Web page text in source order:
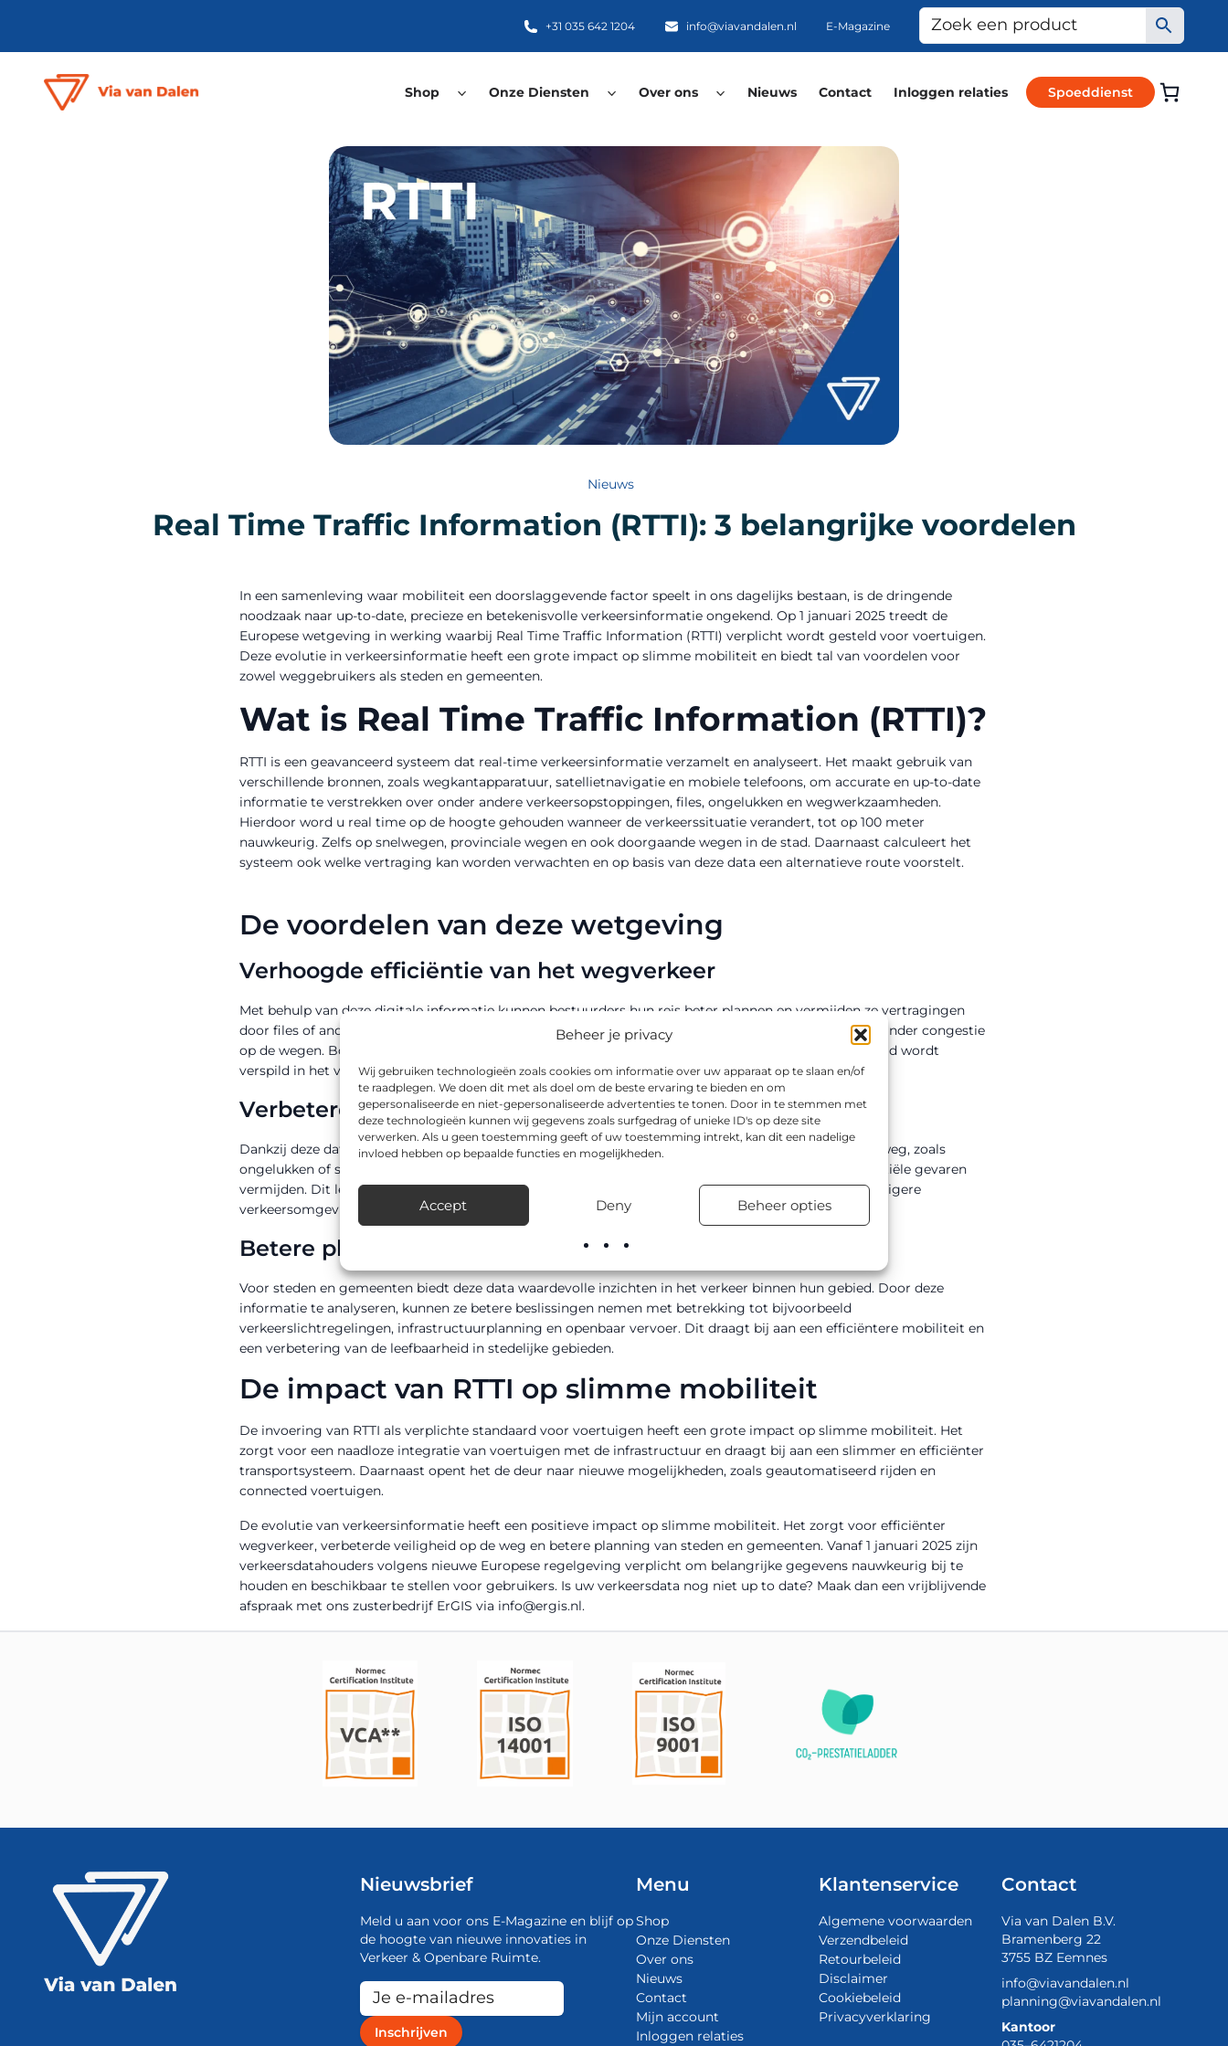
Beheer je privacy
Wij gebruiken technologieën zoals cookies om informatie over uw apparaat op te slaan en/of
te raadplegen. We doen dit met als doel om de beste ervaring te bieden en om
gepersonaliseerde en niet-gepersonaliseerde advertenties te tonen. Door in te stemmen met
deze technologieën kunnen wij gegevens zoals surfgedrag of unieke ID's op deze site
verwerken. Als u geen toestemming geeft of uw toestemming intrekt, kan dit een nadelige
invloed hebben op bepaalde functies en mogelijkheden.
Accept Deny Beheer opties
+31 035 642 1204 info@viavandalen.nl E-Magazine
Shop Onze Diensten Over ons Nieuws Contact Inloggen relaties Spoeddienst
Nieuws
Real Time Traffic Information (RTTI): 3 belangrijke voordelen
In een samenleving waar mobiliteit een doorslaggevende factor speelt in ons dagelijks bestaan, is de dringende
noodzaak naar up-to-date, precieze en betekenisvolle verkeersinformatie ongekend. Op 1 januari 2025 treedt de
Europese wetgeving in werking waarbij Real Time Traffic Information (RTTI) verplicht wordt gesteld voor voertuigen.
Deze evolutie in verkeersinformatie heeft een grote impact op slimme mobiliteit en biedt tal van voordelen voor
zowel weggebruikers als steden en gemeenten.
Wat is Real Time Traffic Information (RTTI)?
RTTI is een geavanceerd systeem dat real-time verkeersinformatie verzamelt en analyseert. Het maakt gebruik van
verschillende bronnen, zoals wegkantapparatuur, satellietnavigatie en mobiele telefoons, om accurate en up-to-date
informatie te verstrekken over onder andere verkeersopstoppingen, files, ongelukken en wegwerkzaamheden.
Hierdoor word u real time op de hoogte gehouden wanneer de verkeerssituatie verandert, tot op 100 meter
nauwkeurig. Zelfs op snelwegen, provinciale wegen en ook doorgaande wegen in de stad. Daarnaast calculeert het
systeem ook welke vertraging kan worden verwachten en op basis van deze data een alternatieve route voorstelt.
De voordelen van deze wetgeving
Verhoogde efficiëntie van het wegverkeer
Met behulp van deze digitale informatie kunnen bestuurders hun reis beter plannen en vermijden ze vertragingen
door files of andere verkeersproblemen. Dit leidt tot een vlottere doorstroming van het verkeer en minder congestie
op de wegen. Bovendien draagt dit bij aan een verbetering van de luchtkwaliteit doordat er minder tijd wordt
verspild in het verkeer.
Verbeterde veiligheid op de weg
Dankzij deze data kunnen bestuurders tijdig gewaarschuwd worden voor gevaarlijke situaties op de weg, zoals
ongelukken of slechte weersomstandigheden. Hierdoor kunnen ze hun rijgedrag aanpassen en potentiële gevaren
vermijden. Dit leidt tot een vermindering van het aantal verkeersongevallen en draagt bij aan een veiligere
verkeersomgeving.
Betere planning van steden en gemeenten
Voor steden en gemeenten biedt deze data waardevolle inzichten in het verkeer binnen hun gebied. Door deze
informatie te analyseren, kunnen ze betere beslissingen nemen met betrekking tot bijvoorbeeld
verkeerslichtregelingen, infrastructuurplanning en openbaar vervoer. Dit draagt bij aan een efficiëntere mobiliteit en
een verbetering van de leefbaarheid in stedelijke gebieden.
De impact van RTTI op slimme mobiliteit
De invoering van RTTI als verplichte standaard voor voertuigen heeft een grote impact op slimme mobiliteit. Het
zorgt voor een naadloze integratie van voertuigen met de infrastructuur en draagt bij aan een slimmer en efficiënter
transportsysteem. Daarnaast opent het de deur naar nieuwe mogelijkheden, zoals geautomatiseerd rijden en
connected voertuigen.
De evolutie van verkeersinformatie heeft een positieve impact op slimme mobiliteit. Het zorgt voor efficiënter
wegverkeer, verbeterde veiligheid op de weg en betere planning van steden en gemeenten. Vanaf 1 januari 2025 zijn
verkeersdatahouders volgens nieuwe Europese regelgeving verplicht om belangrijke gegevens nauwkeurig bij te
houden en beschikbaar te stellen voor gebruikers. Is uw verkeersdata nog niet up to date? Maak dan een vrijblijvende
afspraak met ons zusterbedrijf ErGIS via info@ergis.nl.
Nieuwsbrief
Meld u aan voor ons E-Magazine en blijf op
de hoogte van nieuwe innovaties in
Verkeer & Openbare Ruimte.
Menu
Shop
Onze Diensten
Over ons
Nieuws
Contact
Mijn account
Inloggen relaties
Klantenservice
Algemene voorwaarden
Verzendbeleid
Retourbeleid
Disclaimer
Cookiebeleid
Privacyverklaring
Contact
Via van Dalen B.V.
Bramenberg 22
3755 BZ Eemnes
info@viavandalen.nl
planning@viavandalen.nl
Kantoor